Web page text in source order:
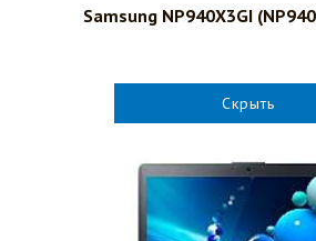
Samsung NP940X3GI
Скрыть